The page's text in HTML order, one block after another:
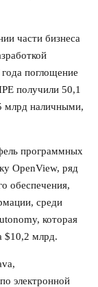
части бизнеса
поглощение
получили 50,1
млрд наличными,
программных
OpenView, ряд
обеспечения,
среди
которая
$10,2 млрд.
электронной